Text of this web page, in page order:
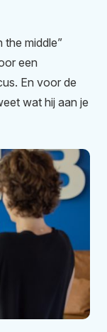
the middle”
een
En voor de
wat hij aan je